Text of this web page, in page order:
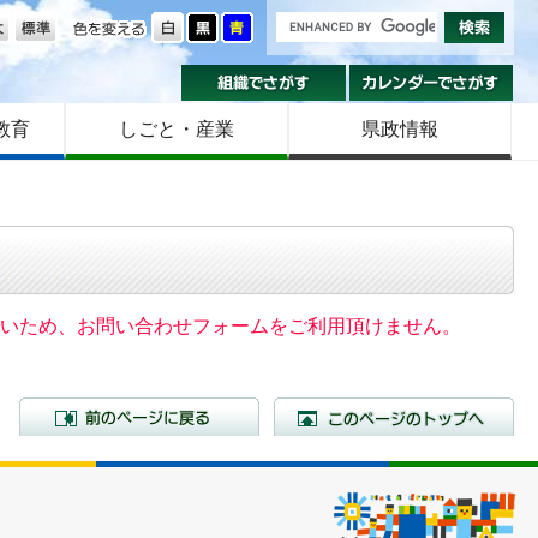
色を変える
大きさ
組織でさがす
育 しごと・産業 県政情報
ため、お問い合わせフォームをご利用頂けません。
前のページに戻る